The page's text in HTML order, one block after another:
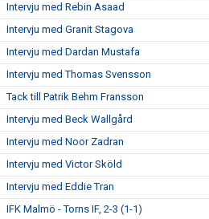
Intervju med Rebin Asaad
Intervju med Granit Stagova
Intervju med Dardan Mustafa
Intervju med Thomas Svensson
Tack till Patrik Behm Fransson
Intervju med Beck Wallgård
Intervju med Noor Zadran
Intervju med Victor Sköld
Intervju med Eddie Tran
IFK Malmö - Torns IF, 2-3 (1-1)